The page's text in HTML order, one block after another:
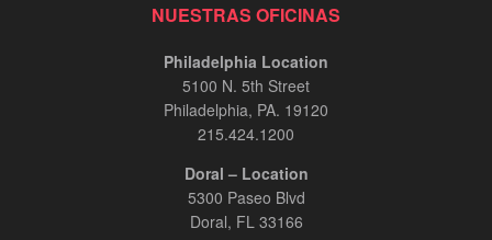
NUESTRAS OFICINAS
Philadelphia Location
5100 N. 5th Street
Philadelphia, PA. 19120
215.424.1200
Doral – Location
5300 Paseo Blvd
Doral, FL 33166